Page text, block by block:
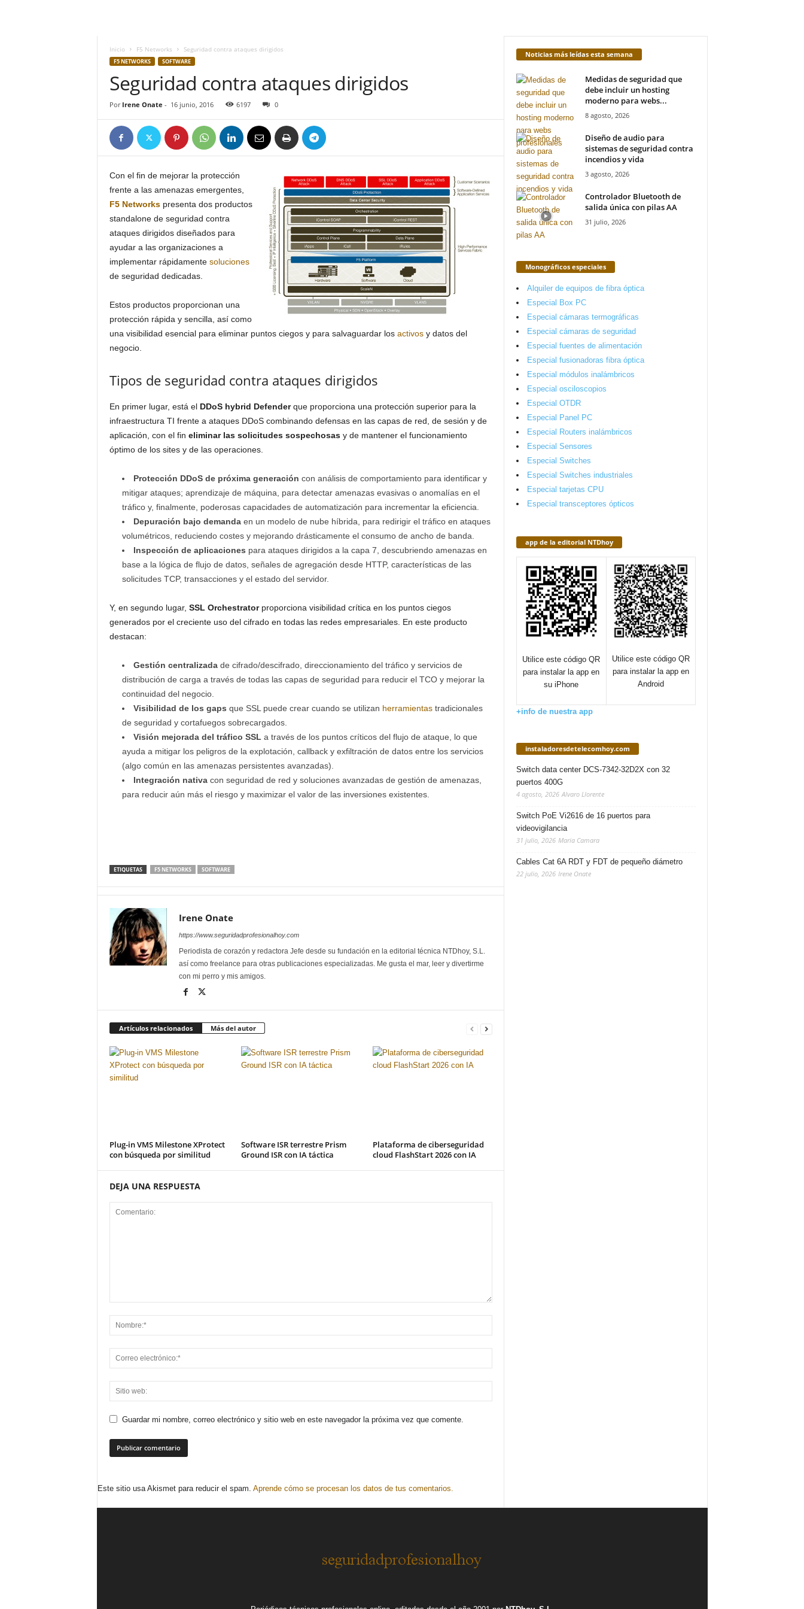
y
Inicio F5 Networks Seguridad contra ataques dirigidos
F5 NETWORKS SOFTWARE
Seguridad contra ataques dirigidos
Por Irene Onate - 16 junio, 2016 6197 0
Con el fin de mejorar la protección
frente a las amenazas emergentes,
F5 Networkspresenta dos productos
standalone de seguridad contra
ataques dirigidos diseñados para
ayudar a las organizaciones a
implementar rápidamente soluciones
de seguridad dedicadas.
Estos productos proporcionan una
protección rápida y sencilla, así como
una visibilidad esencial para eliminar puntos ciegos y para salvaguardar los activosy datos del
negocio.
Tipos de seguridad contra ataques dirigidos
En primer lugar, está elDDoS hybrid Defenderque proporciona una protección superior para la
infraestructura TI frente a ataques DDoS combinando defensas en las capas de red, de sesión y de
aplicación, con el fin eliminar las solicitudes sospechosasy de mantener el funcionamiento
óptimo de los sites y de las operaciones.
Protección DDoS de próxima generación con análisis de comportamiento para identificar y
mitigar ataques; aprendizaje de máquina, para detectar amenazas evasivas o anomalías en el
tráfico y, finalmente, poderosas capacidades de automatización para incrementar la eficiencia.
Depuración bajo demandaen un modelo de nube híbrida, para redirigir el tráfico en ataques
volumétricos, reduciendo costes y mejorando drásticamente el consumo de ancho de banda.
Inspección de aplicaciones para ataques dirigidos a la capa 7, descubriendo amenazas en
base a la lógica de flujo de datos, señales de agregación desde HTTP, características de las
solicitudes TCP, transacciones y el estado del servidor.
Y, en segundo lugar, SSL Orchestratorproporciona visibilidad crítica en los puntos ciegos
generados por el creciente uso del cifrado en todas las redes empresariales. En este producto
destacan:
Gestión centralizadade cifrado/descifrado, direccionamiento del tráfico y servicios de
distribución de carga a través de todas las capas de seguridad para reducir el TCO y mejorar la
continuidad del negocio.
Visibilidad de los gaps que SSL puede crear cuando se utilizan herramientastradicionales
de seguridad y cortafuegos sobrecargados.
Visión mejorada del tráfico SSL a través de los puntos críticos del flujo de ataque, lo que
ayuda a mitigar los peligros de la explotación, callback y exfiltración de datos entre los servicios
(algo común en las amenazas persistentes avanzadas).
Integración nativacon seguridad de red y soluciones avanzadas de gestión de amenazas,
para reducir aún más el riesgo y maximizar el valor de las inversiones existentes.
ETIQUETAS F5 NETWORKS SOFTWARE
Irene Onate
https://www.seguridadprofesionalhoy.com
Periodista de corazón y redactora Jefe desde su fundación en la editorial técnica NTDhoy, S.L.
así como freelance para otras publicaciones especializadas. Me gusta el mar, leer y divertirme
con mi perro y mis amigos.
Artículos relacionados Más del autor
Plug-in VMS Milestone XProtect
con búsqueda por similitud
Software ISR terrestre Prism
Ground ISR con IA táctica
Plataforma de ciberseguridad
cloud FlashStart 2026 con IA
DEJA UNA RESPUESTA
Guardar mi nombre, correo electrónico y sitio web en este navegador la próxima vez que comente.
Este sitio usa Akismet para reducir el spam. Aprende cómo se procesan los datos de tus comentarios.
Noticias más leídas esta semana
Medidas de seguridad que
debe incluir un hosting
moderno para webs...
8 agosto, 2026
Diseño de audio para
sistemas de seguridad contra
incendios y vida
3 agosto, 2026
Controlador Bluetooth de
salida única con pilas AA
31 julio, 2026
Monográficos especiales
Alquiler de equipos de fibra óptica
Especial Box PC
Especial cámaras termográficas
Especial cámaras de seguridad
Especial fuentes de alimentación
Especial fusionadoras fibra óptica
Especial módulos inalámbricos
Especial osciloscopios
Especial OTDR
Especial Panel PC
Especial Routers inalámbricos
Especial Sensores
Especial Switches
Especial Switches industriales
Especial tarjetas CPU
Especial transceptores ópticos
app de la editorial NTDhoy
Utilice este código QR
para instalar la app en
su iPhone
Utilice este código QR
para instalar la app en
Android
+info de nuestra app
instaladoresdetelecomhoy.com
Switch data center DCS-7342-32D2X con 32
puertos 400G
4 agosto, 2026 Alvaro Llorente
Switch PoE Vi2616 de 16 puertos para
videovigilancia
31 julio, 2026 Maria Camara
Cables Cat 6A RDT y FDT de pequeño diámetro
22 julio, 2026 Irene Onate